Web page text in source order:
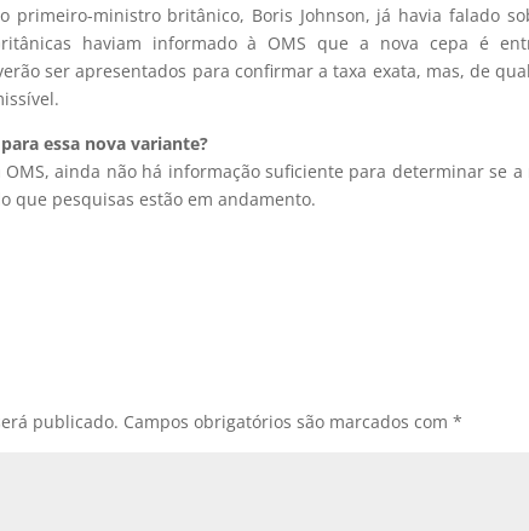
primeiro-ministro britânico, Boris Johnson, já havia falado
haviam informado à OMS que a nova cepa é
ser apresentados para confirmar a taxa exata, mas, de
essa nova variante?
ainda não há informação suficiente para determinar se
que pesquisas estão em andamento.
publicado. Campos obrigatórios são marcados com*